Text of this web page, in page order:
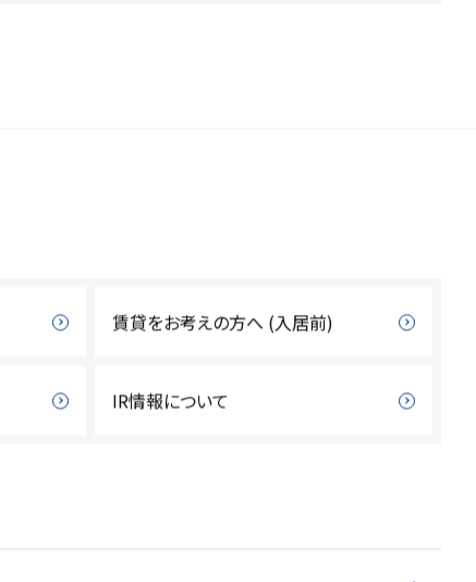
賃貸をお考えの方へ (入居前)
IR情報について